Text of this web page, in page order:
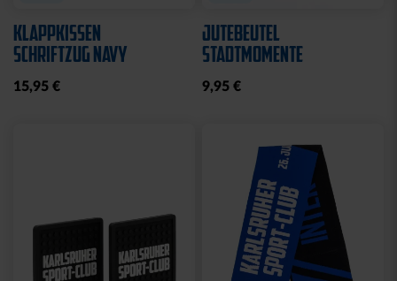
KLAPPKISSEN
SCHRIFTZUG NAVY
15,95 €
JUTEBEUTEL
STADTMOMENTE
9,95 €